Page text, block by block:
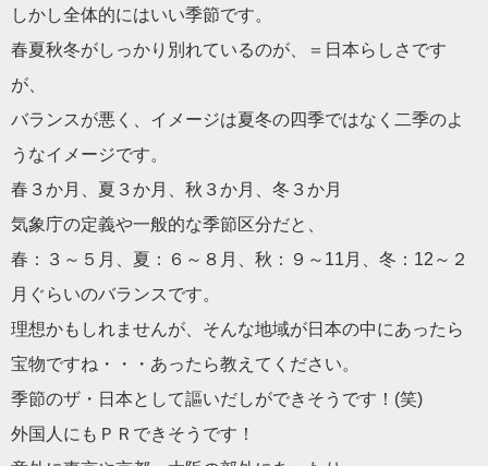
しかし全体的にはいい季節です。
春夏秋冬がしっかり別れているのが、＝日本らしさです
が、
バランスが悪く、イメージは夏冬の四季ではなく二季のよ
うなイメ ージです。
春３か月、夏３か月、秋３か月、冬３か月
気象庁の定義や一般的な季節区分だと、
春：３～５月、夏：６～８月、秋：９～11月、冬：12～２
月ぐらいのバランスです。
理想かもしれませんが、そんな地域が日本の中にあったら
宝物ですね・・・あったら教えてください。
季節のザ・日本として謳いだしができそうです！(笑)
外国人にもＰＲできそうです！